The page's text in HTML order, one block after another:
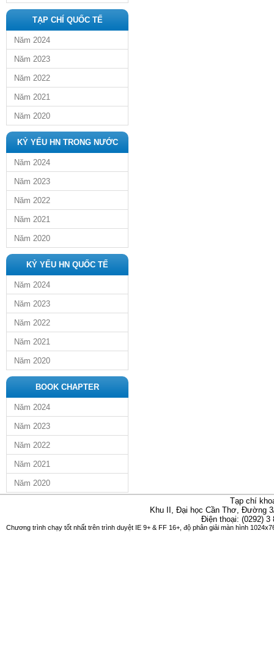
TẠP CHÍ QUỐC TẾ
Năm 2024
Năm 2023
Năm 2022
Năm 2021
Năm 2020
KỶ YẾU HN TRONG NƯỚC
Năm 2024
Năm 2023
Năm 2022
Năm 2021
Năm 2020
KỶ YẾU HN QUỐC TẾ
Năm 2024
Năm 2023
Năm 2022
Năm 2021
Năm 2020
BOOK CHAPTER
Năm 2024
Năm 2023
Năm 2022
Năm 2021
Năm 2020
Tạp chí
Khu II, Đại học Cần Thơ, Đường
Điện thoại: (0292)
Chương trình chạy tốt nhất trên trình duyệt IE 9+ & FF 16+, độ phân giải màn hình